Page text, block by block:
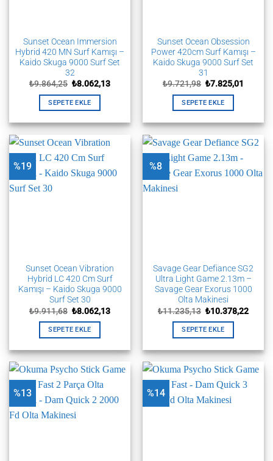
Sunset Ocean Immersion
Hybrid 420 MN Surf Kamışı –
Kaido Skuga 9000 Surf Set
32
₺9.864,25 Orijinal
₺9.864,25.
₺8.062,13Şu
SEPETE EKLE
Sunset Ocean Obsession
Power 420cm Surf Kamışı –
Kaido Skuga 9000 Surf Set
31
₺9.721,98 Orijinal
₺9.721,98.
₺7.825,01
SEPETE EKLE
%19
Sunset Ocean Vibration
Hybrid LC 420 Cm Surf
Kamışı – Kaido Skuga 9000
Surf Set 30
₺9.911,68 Orijinal
₺9.911,68.
₺8.062,13Şu
SEPETE EKLE
%8
Savage Gear Defiance SG2
Ultra Light Game 2.13m –
Savage Gear Exorus 1000
Olta Makinesi
₺11.235,13 Orijinal
₺11.235,13.
₺10.378,22Şu
SEPETE EKLE
%13 %14